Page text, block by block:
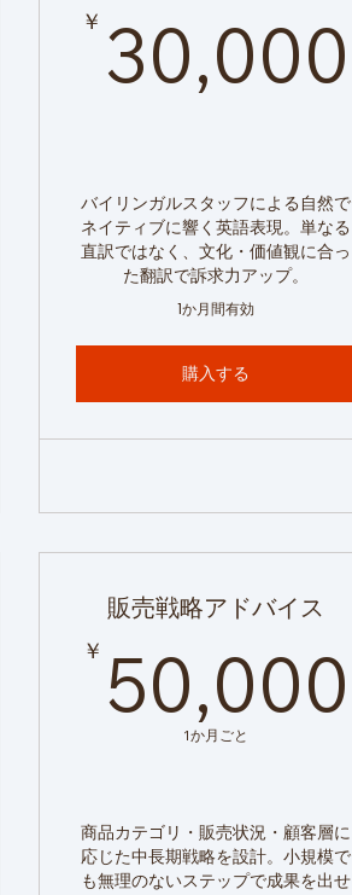
80,000￥
￥ 30,000
バイリンガルスタッフによる自然で
ネイティブに響く英語表現。単なる
直訳ではなく、文化・価値観に合っ
た翻訳で訴求力アップ。
1か月間有効
購入する
50,000￥
販売戦略アドバイス
￥ 50,000
1か月ごと
商品カテゴリ・販売状況・顧客層に
応じた中長期戦略を設計。小規模で
も無理のないステップで成果を出せ